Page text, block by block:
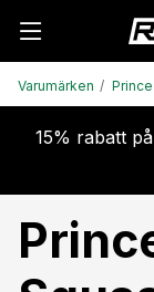
Varumärken Prince
15% rabatt